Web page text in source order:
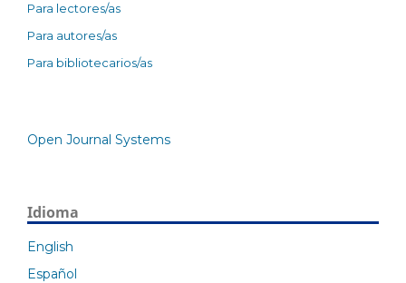
Para lectores/as
Para autores/as
Para bibliotecarios/as
Open Journal Systems
Idioma
English
Español